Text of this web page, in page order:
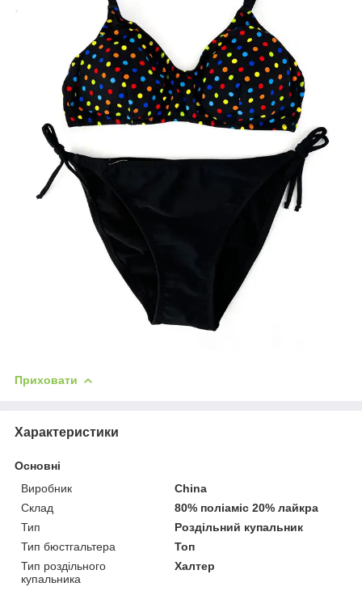
Приховати
Характеристики
Основні
Виробник
China
Склад
80% поліаміс 20% лайкра
Тип
Роздільний купальник
Тип бюстгальтера
Топ
Тип роздільного
купальника
Халтер